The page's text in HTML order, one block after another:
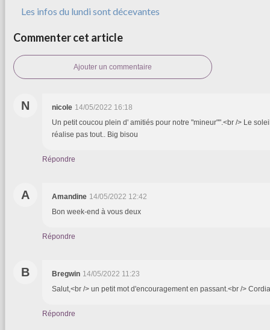
Les infos du lundi sont décevantes
Commenter cet article
Ajouter un commentaire
N nicole 14/05/2022 16:18
Un petit coucou plein d' amitiés pour notre "mineur"".<br /> Le
réalise pas tout.. Big bisou
Répondre
A Amandine 14/05/2022 12:42
Bon week-end à vous deux
Répondre
B Bregwin 14/05/2022 11:23
Salut,<br /> un petit mot d'encouragement en passant.<br />
Répondre